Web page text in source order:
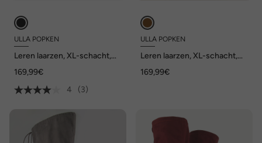
ULLA POPKEN
Leren laarzen, XL-schacht,
voetbed, wijdte H
169,99€
4
(3)
ULLA POPKEN
Leren laarzen, XL-schacht,
H
169,99€